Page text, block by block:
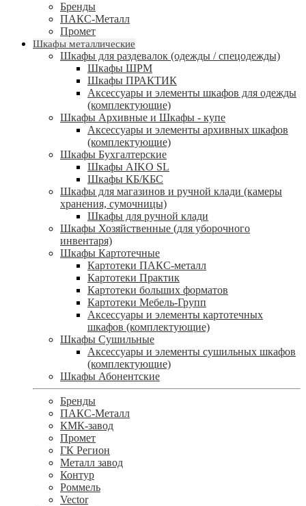
Бренды
ПАКС-Металл
Промет
Шкафы металлические
Шкафы для раздевалок (одежды / спецодежды)
Шкафы ШРМ
Шкафы ПРАКТИК
Аксессуары и элементы шкафов для одежды
(комплектующие)
Шкафы Архивные и Шкафы - купе
Аксессуары и элементы архивных шкафов
(комплектующие)
Шкафы Бухгалтерские
Шкафы AIKO SL
Шкафы КБ/КБС
Шкафы для магазинов и ручной клади (камеры
хранения, сумочницы)
Шкафы для ручной клади
Шкафы Хозяйственные (для уборочного
инвентаря)
Шкафы Картотечные
Картотеки ПАКС-металл
Картотеки Практик
Картотеки больших форматов
Картотеки Мебель-Групп
Аксессуары и элементы картотечных
шкафов (комплектующие)
Шкафы Сушильные
Аксессуары и элементы сушильных шкафов
(комплектующие)
Шкафы Абонентские
Бренды
ПАКС-Металл
КМК-завод
Промет
ГК Регион
Металл завод
Контур
Роммель
Vector